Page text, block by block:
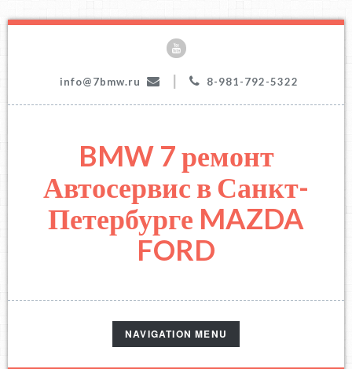
info@7bmw.ru 8-981-792-5322
BMW 7 ремонт
Автосервис в Санкт-
Петербурге MAZDA
FORD
TOGGLE
NAVIGATION
NAVIGATION MENU